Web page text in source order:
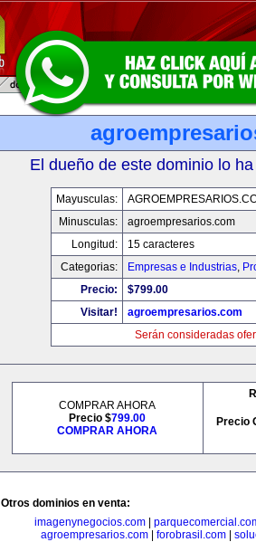
El dueño de este dominio lo
Mayusculas:
Minusculas:
agroempresarios.com
Longitud:
15 caracteres
Categorias:
Empresas e Industrias,
Precio:
$799.00
Visitar!
agroempresarios.com
Serán consideradas
COMPRAR AHORA
Precio $799.00
COMPRAR AHORA
Precio
Otros dominios en venta:
imagenynegocios.com
agroempresarios.com| forobrasil.com|